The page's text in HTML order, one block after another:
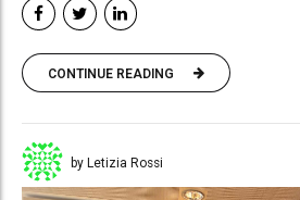
CONTINUE READING
by Letizia Rossi